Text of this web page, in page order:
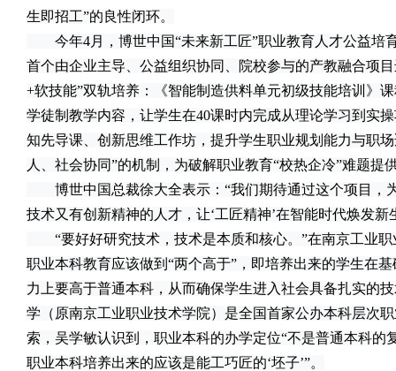
生即招工”的良性闭环。
今年4月，博世中国“未来新工匠”职业教育人才公益培
首个由企业主导、公益组织协同、院校参与的产教融合项
+软技能”双轨培养：《智能制造供料单元初级技能培训》
学徒制教学内容，让学生在40课时内完成从理论学习到实
知先导课、创新思维工作坊，提升学生职业规划能力与职
人、社会协同”的机制，为破解职业教育“校热企冷”难题提
博世中国总裁徐大全表示：“我们期待通过这个项目，
技术又有创新精神的人才，让‘工匠精神’在智能时代焕发新
“要好好研究技术，技术是本质和核心。”在南京工业职
职业本科教育应该做到“两个高于”，即培养出来的学生在
力上要高于普通本科，从而确保学生进入社会具备扎实的
学（原南京工业职业技术学院）是全国首家公办本科层次
索，吴学敏认识到，职业本科的办学定位“不是普通本科的
职业本科培养出来的应该是能工巧匠的‘坯子’”。